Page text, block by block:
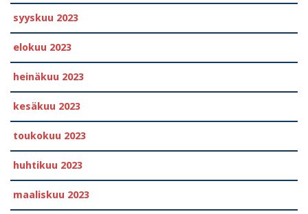
syyskuu 2023
elokuu 2023
heinäkuu 2023
kesäkuu 2023
toukokuu 2023
huhtikuu 2023
maaliskuu 2023